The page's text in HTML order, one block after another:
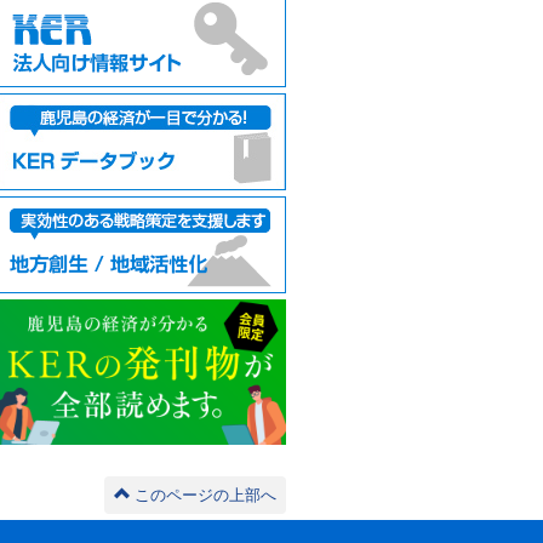
このページの上部へ